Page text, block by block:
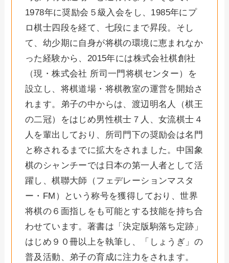
1978年に奨励会５級入会をし、1985年にプ
ロ棋士四段を経て、七段にまで昇段。そし
て、幼少期に自身が将棋の環境に恵まれなか
った経験から、2015年には株式会社棋創社
（現・株式会社 所司一門将棋センター）を
設立し、将棋道場・将棋教室の運営を開始さ
れます。弟子の中からは、渡辺明名人（棋王
の二冠）をはじめ男性棋士７人、女流棋士４
人を輩出しており、所司門下の奨励会は名門
と称されるまでに拡大をされました。中国象
棋のシャンチーでは日本の第一人者として活
躍し、棋聯大師（フェデレーションマスタ
ー・FM）という称号を獲得しており、世界
将棋の６面指しをも可能とする技能を持ち合
わせています。著書は「決定版駒落ち定跡」
はじめ９０冊以上を執筆し、「しょうぎ」の
普及活動、弟子の育成に注力をされます。